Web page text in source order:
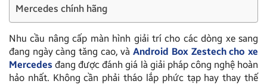
Mercedes chính hãng
Nhu cầu nâng cấp màn hình giải trí cho các dòng xe sang
đang ngày càng tăng cao, vàAndroid Box Zestech cho xe
Mercedes đang được đánh giá là giải pháp công nghệ hoàn
hảo nhất. Không cần phải tháo lắp phức tạp hay thay thế